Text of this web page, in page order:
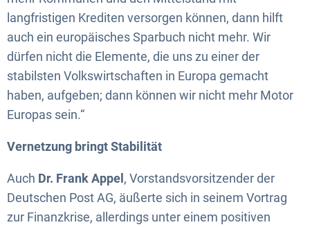
langfristigen Krediten versorgen können, dann hilft
auch ein europäisches Sparbuch nicht mehr. Wir
dürfen nicht die Elemente, die uns zu einer der
stabilsten Volkswirtschaften in Europa gemacht
haben, aufgeben; dann können wir nicht mehr Motor
Europas sein.“
Vernetzung bringt Stabilität
Auch Dr. Frank Appel , Vorstandsvorsitzender der
Deutschen Post AG, äußerte sich in seinem Vortrag
zur Finanzkrise, allerdings unter einem positiven